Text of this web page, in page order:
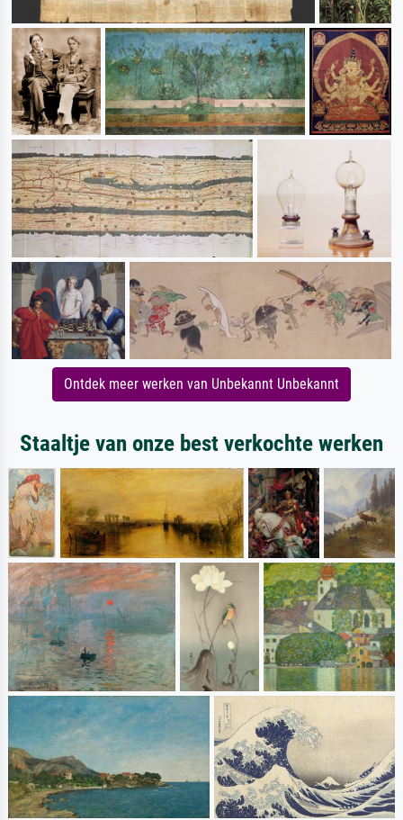
Ontdek meer werken van Unbekannt Unbekannt
Staaltje van onze best verkochte werken